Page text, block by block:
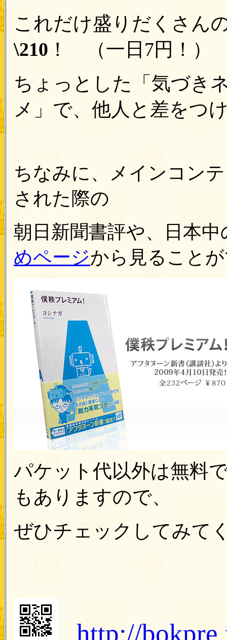
これだけ盛りだくさん
\210 ！ （一日7円！）
ちょっとした「気づき
メ」で、他人と差をつ
ちなみに、メインコン
された際の
朝日新聞書評や、日本
めページから見ること
パケット代以外は無料
もありますので、
ぜひチェックしてみて
http://